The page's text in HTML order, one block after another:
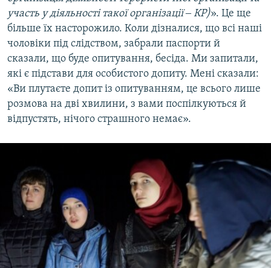
участь у діяльності такої організації ‒ КР)». Це ще
більше їх насторожило. Коли дізналися, що всі наші
чоловіки під слідством, забрали паспорти й
сказали, що буде опитування, бесіда. Ми запитали,
які є підстави для особистого допиту. Мені сказали:
«Ви плутаєте допит із опитуванням, це всього лише
розмова на дві хвилини, з вами поспілкуються й
відпустять, нічого страшного немає».